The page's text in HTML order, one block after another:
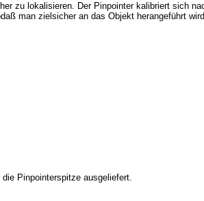
zu lokalisieren. Der Pinpointer kalibriert sich
man zielsicher an das Objekt herangeführt
Pinpointerspitze ausgeliefert.